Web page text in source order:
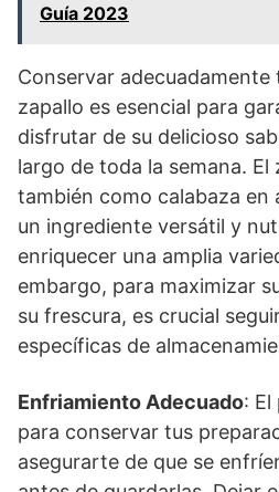
Guía 2023
Conservar
zapallo es esencial para
disfrutar de su delicioso
largo de toda la semana.
también como calabaza en
un ingrediente versátil y
enriquecer una amplia
embargo, para maximizar
su frescura, es crucial
específicas de
Enfriamiento Adecuado:
para conservar tus
asegurarte de que se